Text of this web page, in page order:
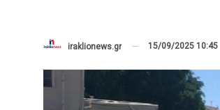
iraklionews.gr 15/09/2025 10:45